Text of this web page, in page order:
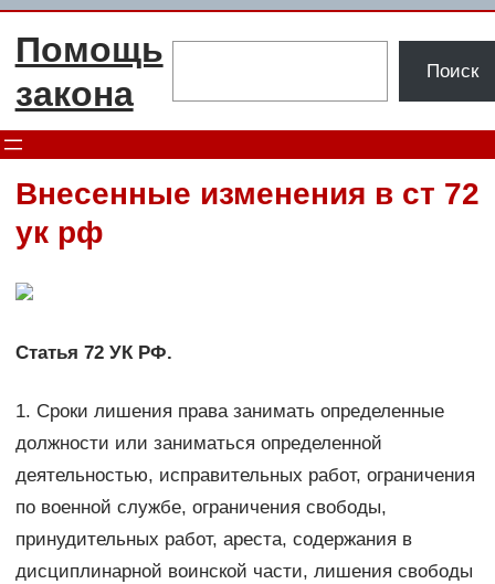
Перейти
Помощь
закона
Поиск
Внесенные изменения в ст 72
ук рф
Статья 72 УК РФ.
1. Сроки лишения права занимать определенные
должности или заниматься определенной
деятельностью, исправительных работ, ограничения
по военной службе, ограничения свободы,
принудительных работ, ареста, содержания в
дисциплинарной воинской части, лишения свободы